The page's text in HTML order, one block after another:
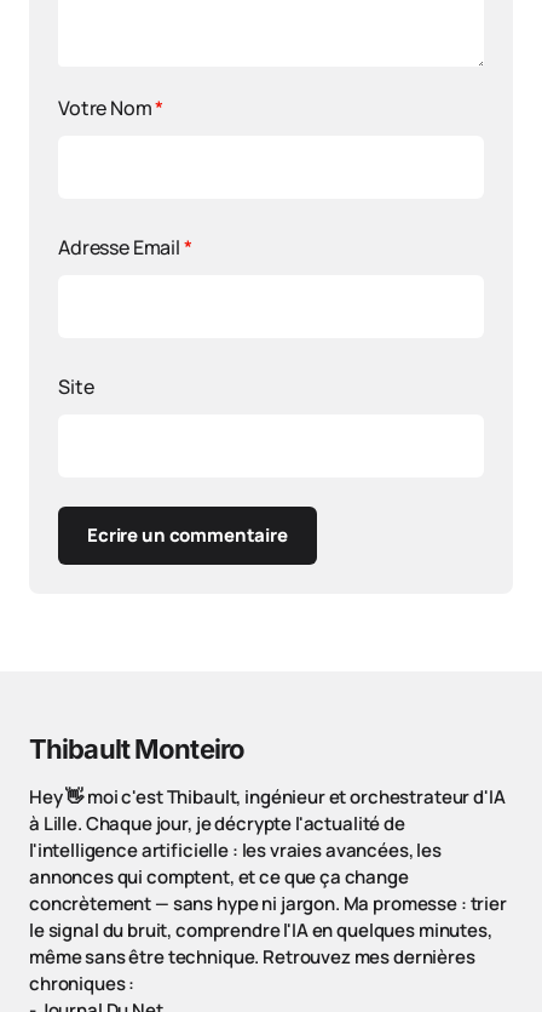
Votre Nom*
Adresse Email*
Site
Ecrire un commentaire
Thibault Monteiro
Hey 👋 moi c'est Thibault, ingénieur et orchestrateur d'IA
à Lille. Chaque jour, je décrypte l'actualité de
l'intelligence artificielle : les vraies avancées, les
annonces qui comptent, et ce que ça change
concrètement — sans hype ni jargon. Ma promesse : trier
le signal du bruit, comprendre l'IA en quelques minutes,
même sans être technique. Retrouvez mes dernières
chroniques :